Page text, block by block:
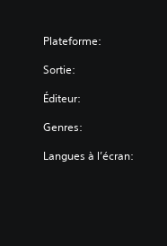
Plateforme:
Sortie:
Éditeur:
Genres:
Langues à l’écran: